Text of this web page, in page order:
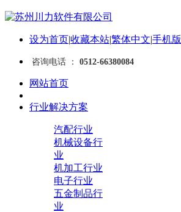
设为首页|收藏本站|繁体中文|手机版
咨询电话 ： 0512-66380084
网站首页
行业解决方案
汽配行业
机械设备行
业
机加工行业
电子行业
五金制品行
业